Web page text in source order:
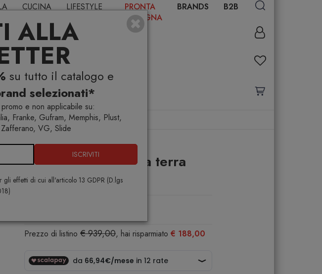
ALLA
su tutto il catalogo e
selezionati*
e non applicabile su:
Franke, Gufram, Memphis, Plust,
VG, Slide
ISCRIVITI
gli effetti di cui all'articolo 13 GDPR (D.lgs
CUCINA LIFESTYLE
PRONTA
CONSEGNA
BRANDS B2B
Bender Lampada da terra
Bender Lampada da terra
AXOLIGHT
Prezzo di listino € 939,00, hai risparmiato € 188,00